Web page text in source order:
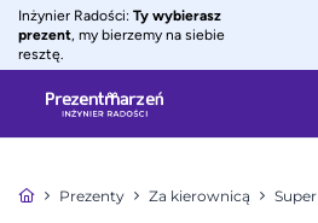
Inżynier Radości: Ty wybierasz
prezent, my bierzemy na siebie
resztę.
Prezenty Za kierownicą